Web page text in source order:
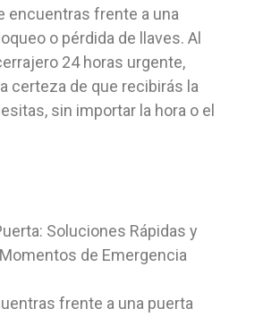
encuentras frente a una
o pérdida de llaves. Al
24 horas urgente,
certeza de que recibirás la
sin importar la hora o el
Soluciones Rápidas y
de Emergencia
frente a una puerta